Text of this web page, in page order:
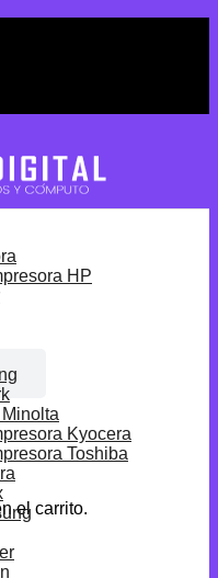
el carrito.
HP
Kyocera
Toshiba